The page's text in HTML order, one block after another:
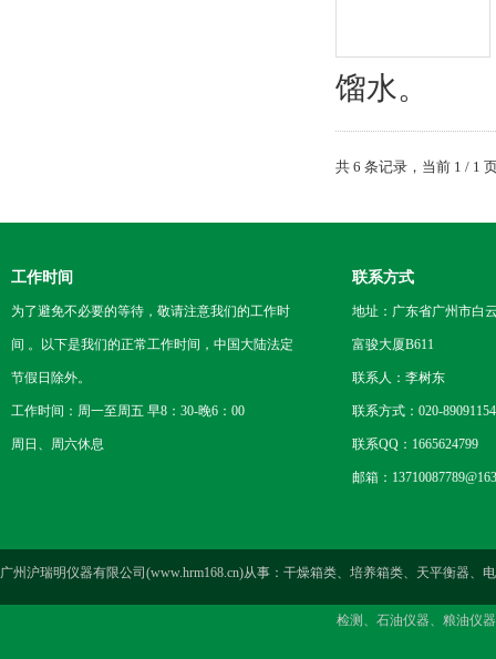
馏水。
共 6 条记录，当前 1 / 1
工作时间
为了避免不必要的等待，敬请注意我们的工作时
间 。以下是我们的正常工作时间，中国大陆法定
节假日除外。
工作时间：周一至周五 早8：30-晚6：00
周日、周六休息
联系方式
地址：广东省广州市白
富骏大厦B611
联系人：李树东
联系方式：020-89091154
联系QQ：1665624799
邮箱：
广州沪瑞明仪器有限公司(www.hrm168.cn)从事：干燥箱类、培养箱类、天平衡器
检测、石油仪器、粮油仪